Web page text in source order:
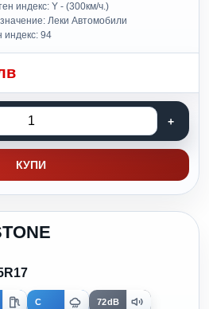
индекс: Y - (300км/ч.)
Леки Автомобили
индекс: 94
КУПИ
C 72dB